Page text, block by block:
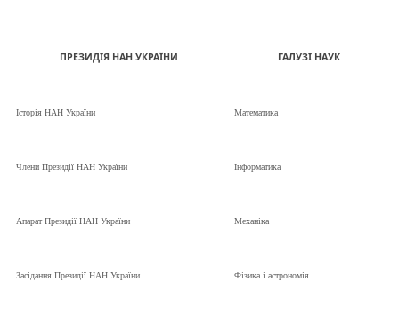
ПРЕЗИДІЯ НАН УКРАЇНИ
Історія НАН України
Члени Президії НАН України
Апарат Президії НАН України
Засідання Президії НАН України
ГАЛУЗІ НАУК
Математика
Інформатика
Механіка
Фізика і астрономія